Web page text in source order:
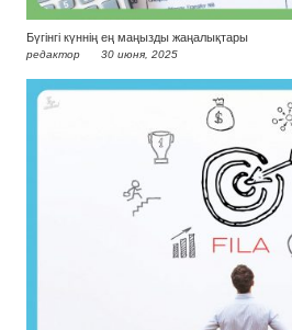
Бүгінгі күннің ең маңызды жаңалықтары
редактор 30 июня, 2025